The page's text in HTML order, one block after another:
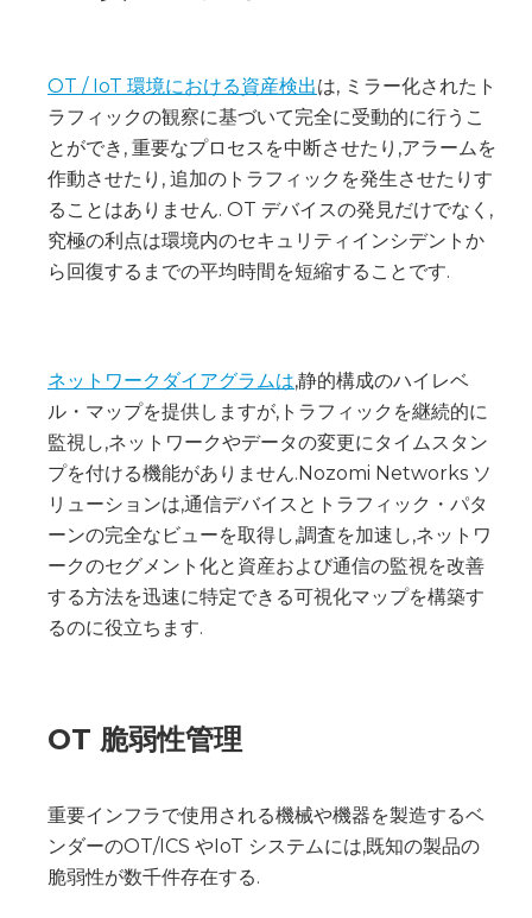
OT / IoT 環境における資産検出は, ミラー化されたト
ラフィックの観察に基づいて完全に受動的に行うこ
とができ, 重要なプロセスを中断させたり,アラームを
作動させたり, 追加のトラフィックを発生させたりす
ることはありません. OT デバイスの発見だけでなく,
究極の利点は環境内のセキュリティインシデントか
ら回復するまでの平均時間を短縮することです.
ネットワークダイアグラムは,静的構成のハイレベ
ル・マップを提供しますが,トラフィックを継続的に
監視し,ネットワークやデータの変更にタイムスタン
プを付ける機能がありません.Nozomi Networks ソ
リューションは,通信デバイスとトラフィック・パタ
ーンの完全なビューを取得し,調査を加速し,ネットワ
ークのセグメント化と資産および通信の監視を改善
する方法を迅速に特定できる可視化マップを構築す
るのに役立ちます.
OT 脆弱性管理
重要インフラで使用される機械や機器を製造するベ
ンダーのOT/ICS やIoT システムには,既知の製品の
脆弱性が数千件存在する.